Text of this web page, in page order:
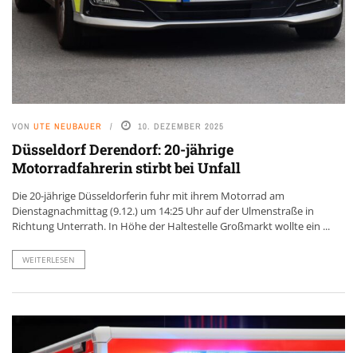
VON UTE NEUBAUER 10. DEZEMBER 2025
Düsseldorf Derendorf: 20-jährige
Motorradfahrerin stirbt bei Unfall
Die 20-jährige Düsseldorferin fuhr mit ihrem Motorrad am
Dienstagnachmittag (9.12.) um 14:25 Uhr auf der Ulmenstraße in
Richtung Unterrath. In Höhe der Haltestelle Großmarkt wollte ein ...
WEITERLESEN